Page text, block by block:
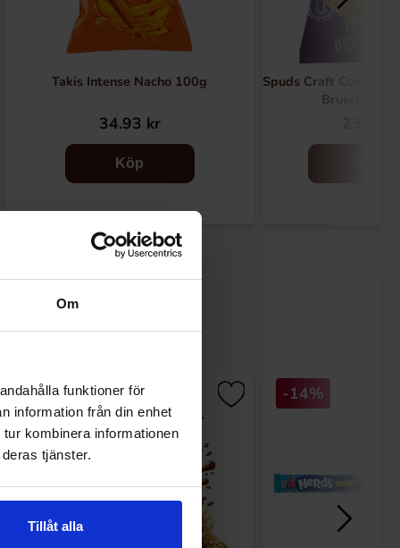
Om
funktioner för
information från din enhet
kombinera informationen
tjänster.
Tillåt alla
Takis Intense Nacho 100g
34.93 kr
Köp
Spuds Craft Cooked
Bruschetta
-30% -14%